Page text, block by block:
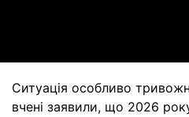
Ситуація особливо
вчені заявили, що 2026